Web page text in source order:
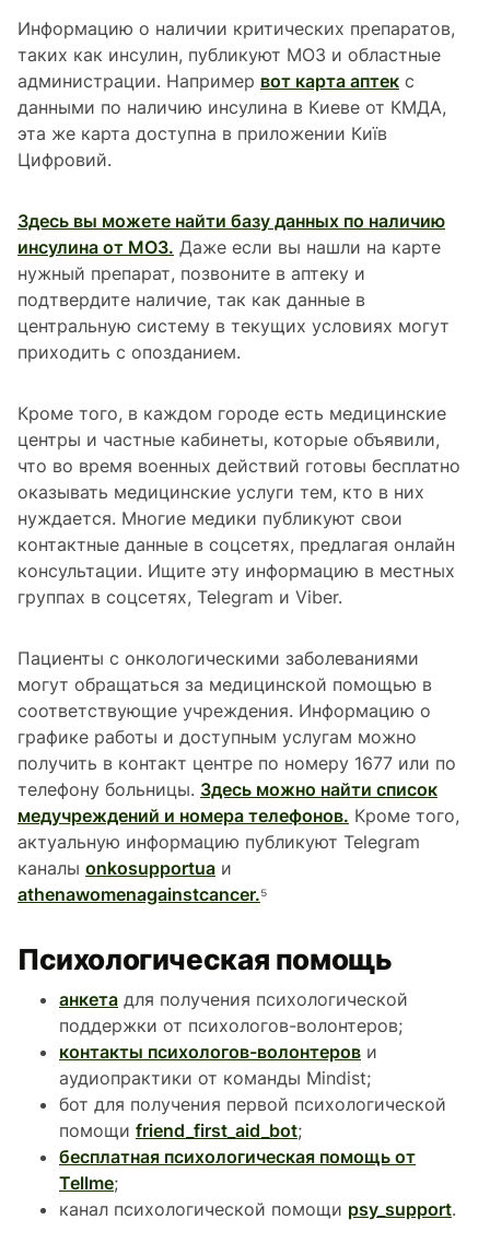
Информацию о наличии критических препаратов,
таких как инсулин, публикуют МОЗ и областные
администрации. Например вот карта аптек с
данными по наличию инсулина в Киеве от КМДА,
эта же карта доступна в приложении Київ
Цифровий.
Здесь вы можете найти базу данных по наличию
инсулина от МОЗ. Даже если вы нашли на карте
нужный препарат, позвоните в аптеку и
подтвердите наличие, так как данные в
центральную систему в текущих условиях могут
приходить с опозданием.
Кроме того, в каждом городе есть медицинские
центры и частные кабинеты, которые объявили,
что во время военных действий готовы бесплатно
оказывать медицинские услуги тем, кто в них
нуждается. Многие медики публикуют свои
контактные данные в соцсетях, предлагая онлайн
консультации. Ищите эту информацию в местных
группах в соцсетях, Telegram и Viber.
Пациенты с онкологическими заболеваниями
могут обращаться за медицинской помощью в
соответствующие учреждения. Информацию о
графике работы и доступным услугам можно
получить в контакт центре по номеру 1677 или по
телефону больницы. Здесь можно найти список
медучреждений и номера телефонов. Кроме того,
актуальную информацию публикуют Telegram
каналы onkosupportua и
athenawomenagainstcancer.⁵
Психологическая помощь
анкета для получения психологической
поддержки от психологов-волонтеров;
контакты психологов-волонтеров и
аудиопрактики от команды Mindist;
бот для получения первой психологической
помощи friend_first_aid_bot;
бесплатная психологическая помощь от
Tellme;
канал психологической помощи psy_support.